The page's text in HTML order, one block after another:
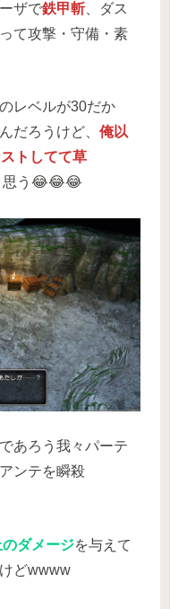
ザで鉄甲斬 、ダス
て攻撃・守備・素
レベルが30だか
だろうけど、 俺以
トしてて草
思う😂😂😂
あろう我々パーテ
ンテを瞬殺
ダメージを与えて
どwwww